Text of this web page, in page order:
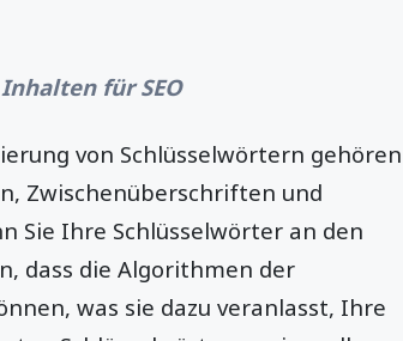
für SEO
von Schlüsselwörtern gehören
Zwischenüberschriften und
Sie Ihre Schlüsselwörter an den
dass die Algorithmen der
was sie dazu veranlasst, Ihre